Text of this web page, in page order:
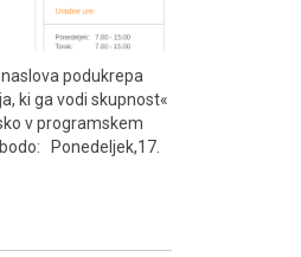
podukrepa
ki ga vodi skupnost«
v programskem
Ponedeljek,17.